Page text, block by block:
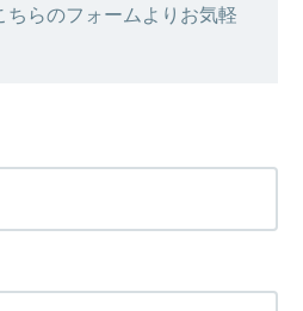
ちらのフォームよりお気軽